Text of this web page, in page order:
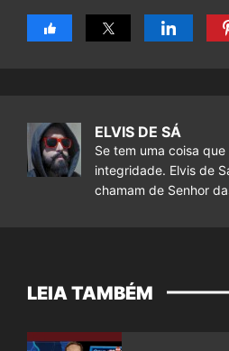
ELVIS DE SÁ
Se tem uma coisa
integridade. Elvis de
chamam de Senhor
LEIA TAMBÉM